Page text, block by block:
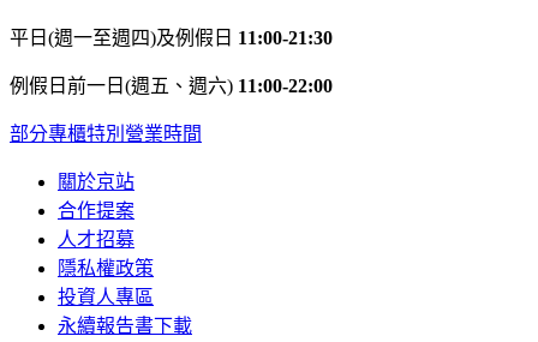
平日(週一至週四)及例假日 11:00-21:30
例假日前一日(週五、週六) 11:00-22:00
部分專櫃特別營業時間
關於京站
合作提案
人才招募
隱私權政策
投資人專區
永續報告書下載